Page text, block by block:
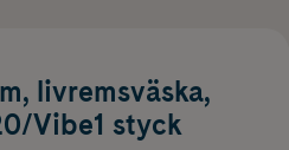
livremsväska,
Vibe1 styck